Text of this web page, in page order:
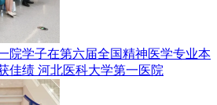
院学子在第六届全国精神医学专业本
佳绩 河北医科大学第一医院